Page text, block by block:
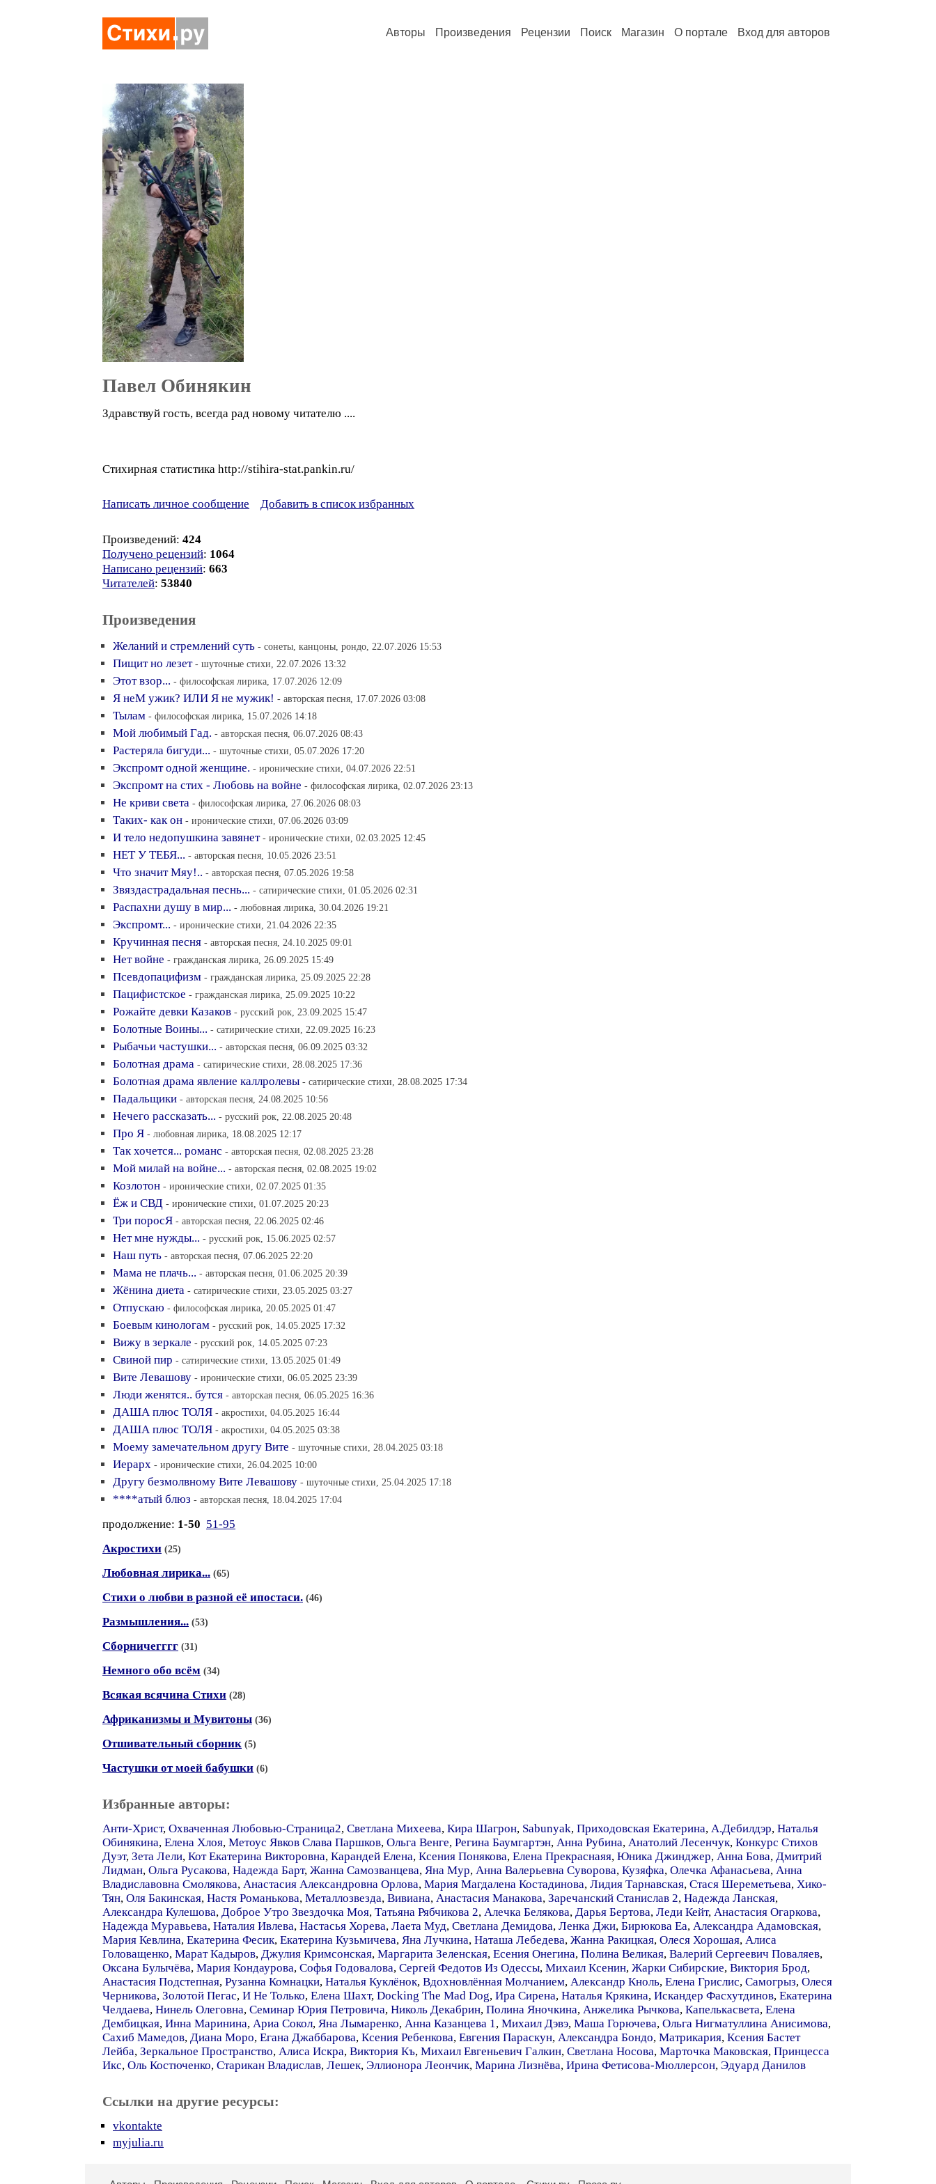
Авторы Произведения Рецензии Поиск Магазин О портале Вход для авторов
Павел Обинякин
Здравствуй гость, всегда рад новому читателю ....
Стихирная статистика http://stihira-stat.pankin.ru/
Написать личное сообщение Добавить в список избранных
Произведений: 424
Получено рецензий: 1064
Написано рецензий: 663
Читателей: 53840
Произведения
Желаний и стремлений суть - сонеты, канцоны, рондо, 22.07.2026 15:53
Пищит но лезет - шуточные стихи, 22.07.2026 13:32
Этот взор... - философская лирика, 17.07.2026 12:09
Я неМ ужик? ИЛИ Я не мужик! - авторская песня, 17.07.2026 03:08
Тылам - философская лирика, 15.07.2026 14:18
Мой любимый Гад. - авторская песня, 06.07.2026 08:43
Растеряла бигуди... - шуточные стихи, 05.07.2026 17:20
Экспромт одной женщине. - иронические стихи, 04.07.2026 22:51
Экспромт на стих - Любовь на войне - философская лирика, 02.07.2026 23:13
Не криви света - философская лирика, 27.06.2026 08:03
Таких- как он - иронические стихи, 07.06.2026 03:09
И тело недопушкина завянет - иронические стихи, 02.03.2025 12:45
НЕТ У ТЕБЯ... - авторская песня, 10.05.2026 23:51
Что значит Мяу!.. - авторская песня, 07.05.2026 19:58
Звяздастрадальная песнь... - сатирические стихи, 01.05.2026 02:31
Распахни душу в мир... - любовная лирика, 30.04.2026 19:21
Экспромт... - иронические стихи, 21.04.2026 22:35
Кручинная песня - авторская песня, 24.10.2025 09:01
Нет войне - гражданская лирика, 26.09.2025 15:49
Псевдопацифизм - гражданская лирика, 25.09.2025 22:28
Пацифистское - гражданская лирика, 25.09.2025 10:22
Рожайте девки Казаков - русский рок, 23.09.2025 15:47
Болотные Воины... - сатирические стихи, 22.09.2025 16:23
Рыбачьи частушки... - авторская песня, 06.09.2025 03:32
Болотная драма - сатирические стихи, 28.08.2025 17:36
Болотная драма явление каллролевы - сатирические стихи, 28.08.2025 17:34
Падальщики - авторская песня, 24.08.2025 10:56
Нечего рассказать... - русский рок, 22.08.2025 20:48
Про Я - любовная лирика, 18.08.2025 12:17
Так хочется... романс - авторская песня, 02.08.2025 23:28
Мой милай на войне... - авторская песня, 02.08.2025 19:02
Козлотон - иронические стихи, 02.07.2025 01:35
Ёж и СВД - иронические стихи, 01.07.2025 20:23
Три поросЯ - авторская песня, 22.06.2025 02:46
Нет мне нужды... - русский рок, 15.06.2025 02:57
Наш путь - авторская песня, 07.06.2025 22:20
Мама не плачь... - авторская песня, 01.06.2025 20:39
Жёнина диета - сатирические стихи, 23.05.2025 03:27
Отпускаю - философская лирика, 20.05.2025 01:47
Боевым кинологам - русский рок, 14.05.2025 17:32
Вижу в зеркале - русский рок, 14.05.2025 07:23
Свиной пир - сатирические стихи, 13.05.2025 01:49
Вите Левашову - иронические стихи, 06.05.2025 23:39
Люди женятся.. бутся - авторская песня, 06.05.2025 16:36
ДАША плюс ТОЛЯ - акростихи, 04.05.2025 16:44
ДАША плюс ТОЛЯ - акростихи, 04.05.2025 03:38
Моему замечательном другу Вите - шуточные стихи, 28.04.2025 03:18
Иерарх - иронические стихи, 26.04.2025 10:00
Другу безмолвному Вите Левашову - шуточные стихи, 25.04.2025 17:18
****атый блюз - авторская песня, 18.04.2025 17:04
продолжение: 1-50 51-95
Акростихи (25)
Любовная лирика... (65)
Стихи о любви в разной её ипостаси. (46)
Размышления... (53)
Сборничегггг (31)
Немного обо всём (34)
Всякая всячина Стихи (28)
Африканизмы и Мувитоны (36)
Отшивательный сборник (5)
Частушки от моей бабушки (6)
Избранные авторы:
Анти-Христ, Охваченная Любовью-Страница2, Светлана Михеева, Кира Шагрон, Sabunyak, Приходовская Екатерина, А.Дебилдэр, Наталья
Обинякина, Елена Хлоя, Метоус Явков Слава Паршков, Ольга Венге, Регина Баумгартэн, Анна Рубина, Анатолий Лесенчук, Конкурс Стихов
Дуэт, Зета Лели, Кот Екатерина Викторовна, Карандей Елена, Ксения Понякова, Елена Прекраснаяя, Юника Джинджер, Анна Бова, Дмитрий
Лидман, Ольга Русакова, Надежда Барт, Жанна Самозванцева, Яна Мур, Анна Валерьевна Суворова, Кузяфка, Олечка Афанасьева, Анна
Владиславовна Смолякова, Анастасия Александровна Орлова, Мария Магдалена Костадинова, Лидия Тарнавская, Стася Шереметьева, Хико-
Тян, Оля Бакинская, Настя Романькова, Металлозвезда, Вивиана, Анастасия Манакова, Заречанский Станислав 2, Надежда Ланская,
Александра Кулешова, Доброе Утро Звездочка Моя, Татьяна Рябчикова 2, Алечка Белякова, Дарья Бертова, Леди Кейт, Анастасия Огаркова,
Надежда Муравьева, Наталия Ивлева, Настасья Хорева, Лаета Муд, Светлана Демидова, Ленка Джи, Бирюкова Еа, Александра Адамовская,
Мария Кевлина, Екатерина Фесик, Екатерина Кузьмичева, Яна Лучкина, Наташа Лебедева, Жанна Ракицкая, Олеся Хорошая, Алиса
Головащенко, Марат Кадыров, Джулия Кримсонская, Маргарита Зеленская, Есения Онегина, Полина Великая, Валерий Сергеевич Поваляев,
Оксана Булычёва, Мария Кондаурова, Софья Годовалова, Сергей Федотов Из Одессы, Михаил Ксенин, Жарки Сибирские, Виктория Брод,
Анастасия Подстепная, Рузанна Комнацки, Наталья Куклёнок, Вдохновлённая Молчанием, Александр Кноль, Елена Грислис, Самогрыз, Олеся
Черникова, Золотой Пегас, И Не Только, Елена Шахт, Docking The Mad Dog, Ира Сирена, Наталья Крякина, Искандер Фасхутдинов, Екатерина
Челдаева, Нинель Олеговна, Семинар Юрия Петровича, Николь Декабрин, Полина Яночкина, Анжелика Рычкова, Капелькасвета, Елена
Дембицкая, Инна Маринина, Ариа Сокол, Яна Лымаренко, Анна Казанцева 1, Михаил Дэвэ, Маша Горючева, Ольга Нигматуллина Анисимова,
Сахиб Мамедов, Диана Моро, Егана Джаббарова, Ксения Ребенкова, Евгения Параскун, Александра Бондо, Матрикария, Ксения Бастет
Лейба, Зеркальное Пространство, Алиса Искра, Виктория Къ, Михаил Евгеньевич Галкин, Светлана Носова, Марточка Маковская, Принцесса
Икс, Оль Костюченко, Старикан Владислав, Лешек, Эллионора Леончик, Марина Лизнёва, Ирина Фетисова-Мюллерсон, Эдуард Данилов
Ссылки на другие ресурсы:
vkontakte
myjulia.ru